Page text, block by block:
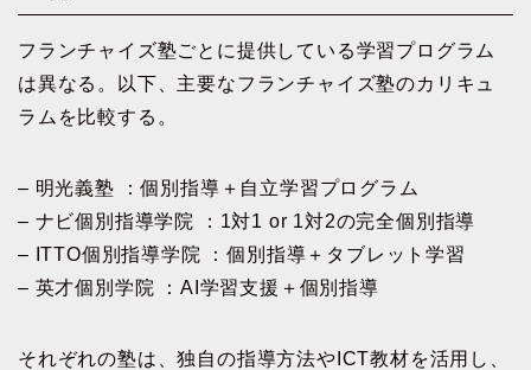
フランチャイズ塾ごとに提供している学習プログラム
は異なる。以下、主要なフランチャイズ塾のカリキュ
ラムを比較する。
– 明光義塾 ：個別指導＋自立学習プログラム
– ナビ個別指導学院 ：1対1 or 1対2の完全個別指導
– ITTO個別指導学院 ：個別指導＋タブレット学習
– 英才個別学院 ：AI学習支援＋個別指導
それぞれの塾は、独自の指導方法やICT教材を活用し、